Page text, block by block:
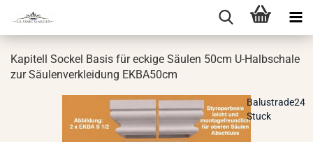
Ka­pi­tell So­ckel Basis für ecki­ge Säu­len 50cm U-​Halbschale
zur Säu­len­ver­klei­dung EKBA50cm
Balustrade24
Stuck